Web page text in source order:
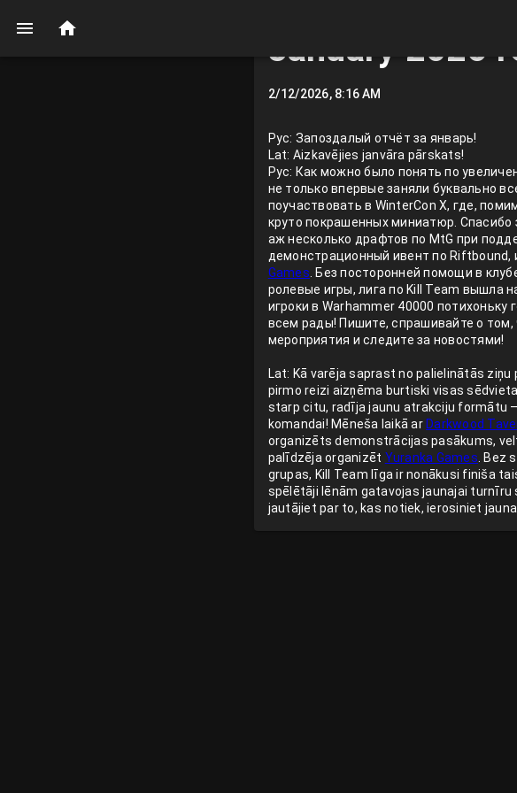
January 2026
2/12/2026, 8:16 AM
Рус: Запоздалый отчёт за январь!
Lat: Aizkavējies janvāra pārskats!
Рус: Как можно было понять по
не только впервые заняли буквально
поучаствовать в WinterCon X, где,
круто покрашенных миниатюр.
аж несколько драфтов по MtG при
демонстрационный ивент по Riftbound,
Games . Без посторонней помощи в
ролевые игры, лига по Kill Team вышла
игроки в Warhammer 40000
всем рады! Пишите, спрашивайте о том,
мероприятия и следите за новостями!
Lat: Kā varēja saprast no palielinātās
pirmo reizi aizņēma burtiski visas
starp citu, radīja jaunu atrakciju formātu
komandai! Mēneša laikā ar Darkwood
organizēts demonstrācijas pasākums,
palīdzēja organizēt Yuranka Games .
grupas, Kill Team līga ir nonākusi finiša
spēlētāji lēnām gatavojas jaunajai turnīru
jautājiet par to, kas notiek, ierosiniet